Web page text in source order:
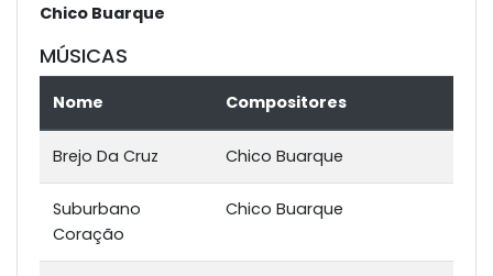
Chico Buarque
MÚSICAS
Nome Compositores
Brejo Da Cruz Chico Buarque
Suburbano
Coração
Chico Buarque